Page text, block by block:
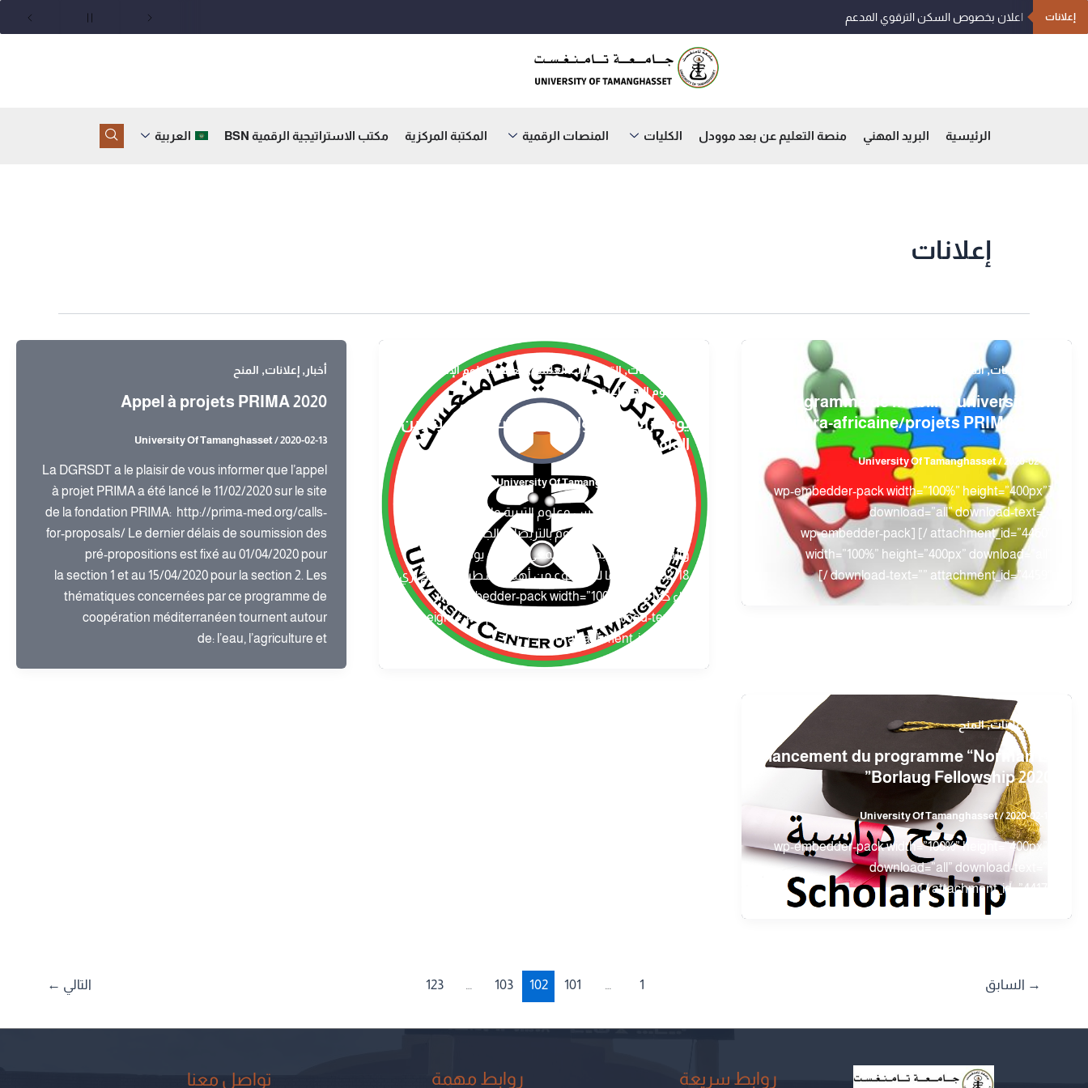
إلى
إعلانات اعلان بخصوص السكن الترقوي المدعم
الرئيسية البريد المهني منصة التعليم عن بعد موودل الكليات المنصات الرقمية المكتبة المركزية مكتب الاستراتيجية الرقمية BSN العربية
إعلانات
إعلانات,المنح
programme de mobilité universitaire
intra-africaine/projets PRIMA 2020
University Of Tamanghasset/2020-02-24
[wp-embedder-pack width=”100%” height=”400px”
download=”all” download-text=””
attachment_id=”4460″ /] [wp-embedder-pack
width=”100%” height=”400px” download=”all”
download-text=”” attachment_id=”4459″ /]
إعلانات,التظاهرات العلمية,
معهد العلوم الإنسانية
والعلوم الإجتماعية
يوم دراسي بعنوان : التربصات الجامعية بين
الواقع والمأمول
University Of Tamanghasset
يعزم قسم علم النفس وعلوم التربية والأرطفونيا على
تنظيم يوم دراسي موسوم بالتربصات الجامعية بين الواقع
والمأمول وذلك بمدرج السمعي البصري يوم الثلاثاء
2020/02/18 ولما للموضوع من أهمية سطر له برنامج ثري
جاء كما يلي: [wp-embedder-pack width=”100%”
height=”400px” download=”all” download-text=””
attachment_id=”4423″ /]
أخبار , إعلانات, المنح
Appel à projets PRIMA 2020
University Of Tamanghasset/2020-02-13
La DGRSDT a le plaisir de vous informer que l’appel
à projet PRIMA a été lancé le 11/02/2020 sur le site
de la fondation PRIMA: http://prima-med.org/calls-
for-proposals/ Le dernier délais de soumission des
pré-propositions est fixé au 01/04/2020 pour
la section 1 et au 15/04/2020 pour la section 2. Les
thématiques concernées par ce programme de
coopération méditerranéen tournent autour
de: l’eau, l’agriculture et
إعلانات,المنح
lancement du programme “Norman E.
Borlaug Fellowship 2020”
University Of Tamanghasset/2020-02-12
[wp-embedder-pack width=”100%” height=”400px”
download=”all” download-text=””
attachment_id=”4417″ /]
→ السابق 1
101
102
103
123 التالي ←
روابط سريعة روابط مهمة تواصل معنا